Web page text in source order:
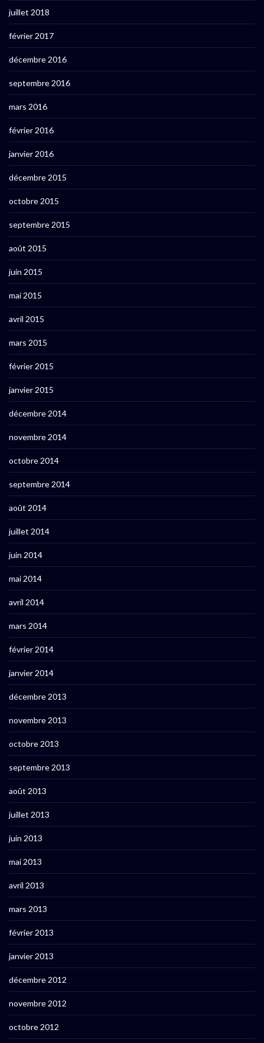
juillet 2018
février 2017
décembre 2016
septembre 2016
mars 2016
février 2016
janvier 2016
décembre 2015
octobre 2015
septembre 2015
août 2015
juin 2015
mai 2015
avril 2015
mars 2015
février 2015
janvier 2015
décembre 2014
novembre 2014
octobre 2014
septembre 2014
août 2014
juillet 2014
juin 2014
mai 2014
avril 2014
mars 2014
février 2014
janvier 2014
décembre 2013
novembre 2013
octobre 2013
septembre 2013
août 2013
juillet 2013
juin 2013
mai 2013
avril 2013
mars 2013
février 2013
janvier 2013
décembre 2012
novembre 2012
octobre 2012